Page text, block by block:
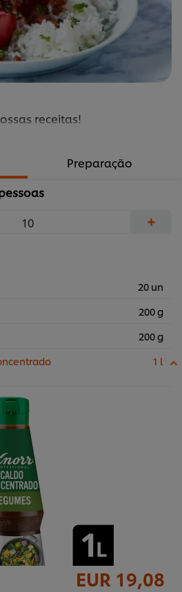
receitas!
Preparação
+
20 un
200 g
200 g
1 l
EUR 19,08